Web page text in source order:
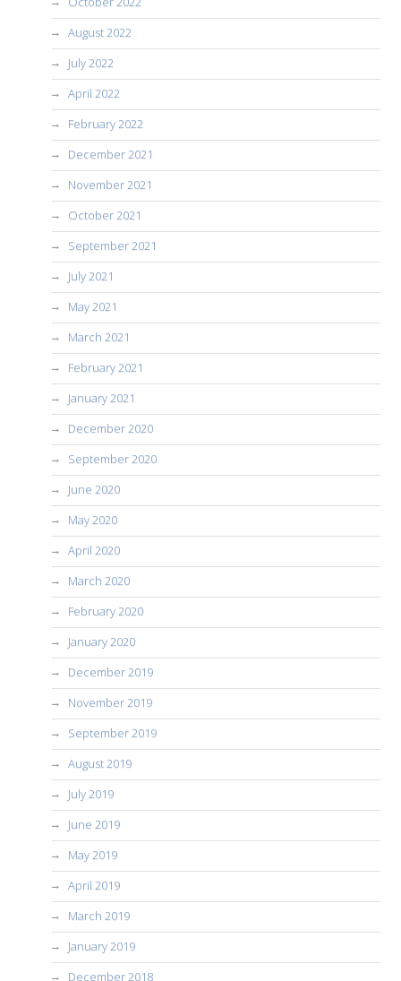
August 2022
July 2022
April 2022
February 2022
December 2021
November 2021
October 2021
September 2021
July 2021
May 2021
March 2021
February 2021
January 2021
December 2020
September 2020
June 2020
May 2020
April 2020
March 2020
February 2020
January 2020
December 2019
November 2019
September 2019
August 2019
July 2019
June 2019
May 2019
April 2019
March 2019
January 2019
December 2018